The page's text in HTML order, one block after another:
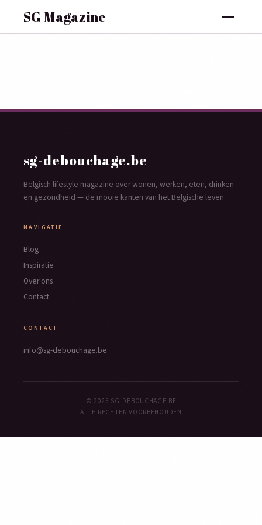
SG Magazine
sg-debouchage.be
Belgisch lifestyle magazine over wonen, werken, eten, drinken
en gezondheid — de mooie kanten van het Belgische leven
NAVIGATIE
Blog
Inspiratie
Over ons
Contact
CONTACT
info@sg-debouchage.be
© 2025 SG-DEBOUCHAGE.BE
ALLE RECHTEN VOORBEHOUDEN